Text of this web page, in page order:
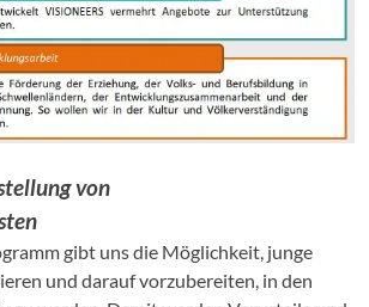
von
gibt uns die Möglichkeit, junge
und darauf vorzubereiten, in den